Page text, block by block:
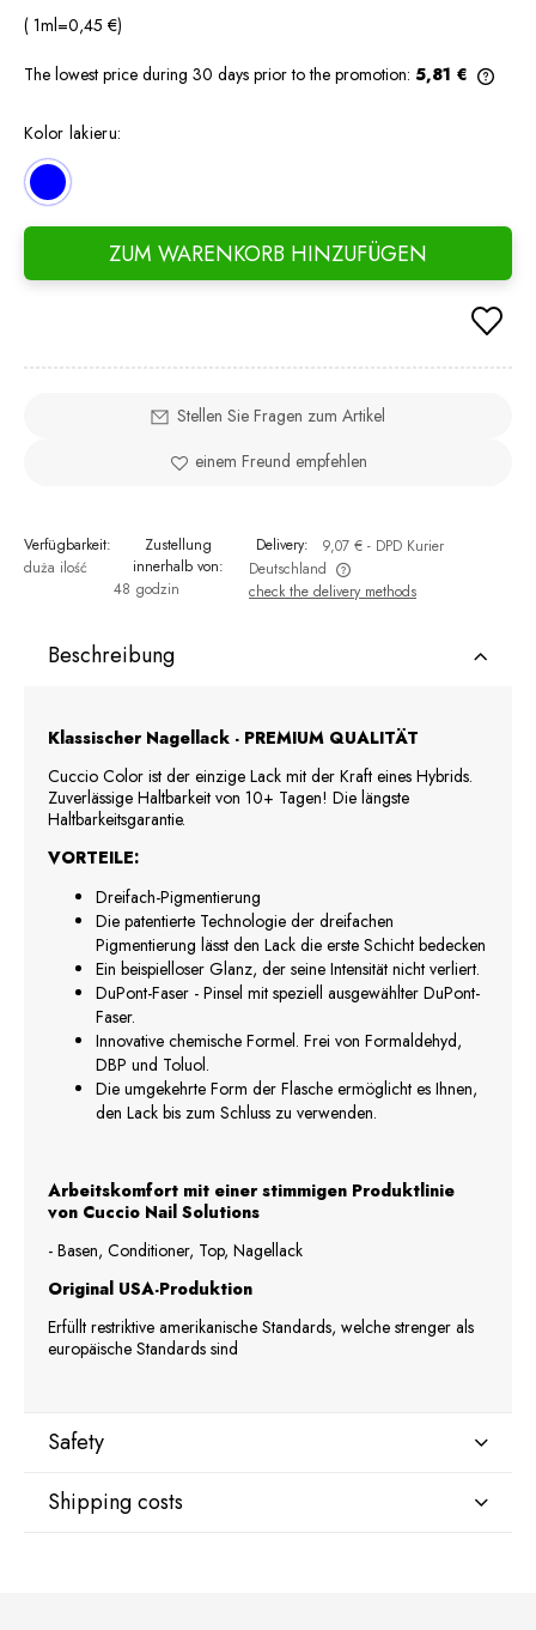
( 1ml=0,45 €)
The lowest price during 30 days prior to the promotion: 5,81 €
Kolor lakieru:
ZUM WARENKORB HINZUFÜGEN
Stellen Sie Fragen zum Artikel
einem Freund empfehlen
Verfügbarkeit:
duża ilość
Zustellung
innerhalb von:
48 godzin
Delivery: 9,07 € - DPD Kurier
Deutschland
The price does not include any possible payment costs
check the delivery methods
Beschreibung
Klassischer Nagellack - PREMIUM QUALITÄT
Cuccio Color ist der einzige Lack mit der Kraft eines Hybrids.
Zuverlässige Haltbarkeit von 10+ Tagen! Die längste
Haltbarkeitsgarantie.
VORTEILE:
Dreifach-Pigmentierung
Die patentierte Technologie der dreifachen
Pigmentierung lässt den Lack die erste Schicht bedecken
Ein beispielloser Glanz, der seine Intensität nicht verliert.
DuPont-Faser - Pinsel mit speziell ausgewählter DuPont-
Faser.
Innovative chemische Formel. Frei von Formaldehyd,
DBP und Toluol.
Die umgekehrte Form der Flasche ermöglicht es Ihnen,
den Lack bis zum Schluss zu verwenden.
Arbeitskomfort mit einer stimmigen Produktlinie
von Cuccio Nail Solutions
- Basen, Conditioner, Top, Nagellack
Original USA-Produktion
Erfüllt restriktive amerikanische Standards, welche strenger als
europäische Standards sind
Safety
Manufacturer
Shipping costs